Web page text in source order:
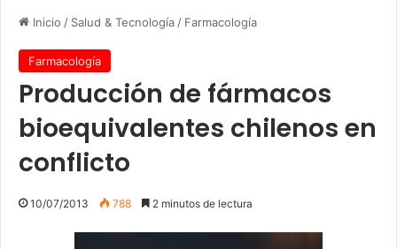
Inicio / Salud & Tecnología / Farmacología
Farmacología
Producción de fármacos
bioequivalentes chilenos en
conflicto
10/07/2013 788 2 minutos de lectura